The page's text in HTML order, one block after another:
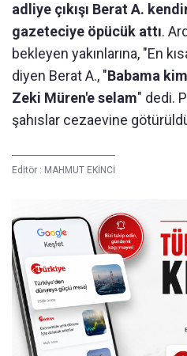
adliye çıkışı Berat A.
gazeteciye öpücük attı.
bekleyen yakınlarına, "En
diyen Berat A., "Babama
Zeki Müren'e selam" dedi.
şahıslar cezaevine
Editör : MAHMUT EKİNCİ